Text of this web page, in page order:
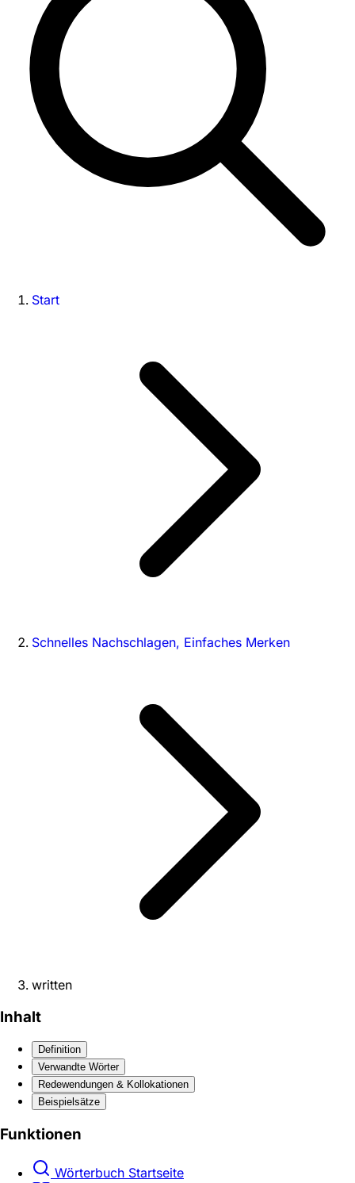
Start
Schnelles Nachschlagen, Einfaches Merken
written
Inhalt
Definition
Verwandte Wörter
Redewendungen & Kollokationen
Beispielsätze
Funktionen
Wörterbuch Startseite